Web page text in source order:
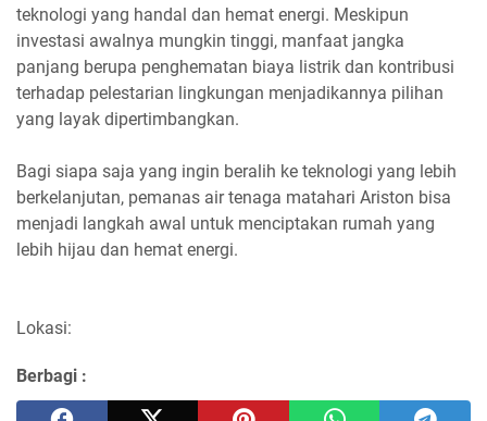
teknologi yang handal dan hemat energi. Meskipun
investasi awalnya mungkin tinggi, manfaat jangka
panjang berupa penghematan biaya listrik dan kontribusi
terhadap pelestarian lingkungan menjadikannya pilihan
yang layak dipertimbangkan.
Bagi siapa saja yang ingin beralih ke teknologi yang lebih
berkelanjutan, pemanas air tenaga matahari Ariston bisa
menjadi langkah awal untuk menciptakan rumah yang
lebih hijau dan hemat energi.
Lokasi:
Berbagi :